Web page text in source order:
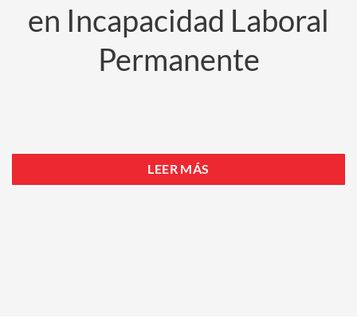
en Incapacidad Laboral
Permanente
LEER MÁS